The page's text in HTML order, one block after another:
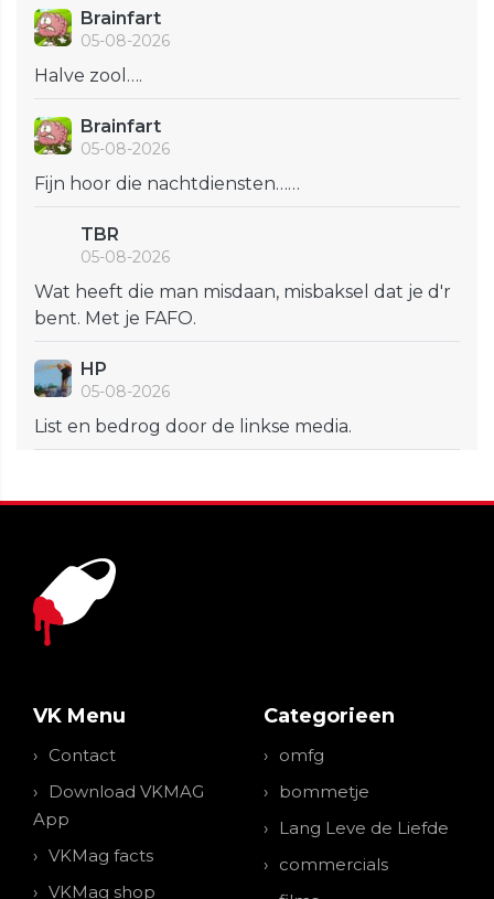
Brainfart
05-08-2026
Halve zool….
Brainfart
05-08-2026
Fijn hoor die nachtdiensten……
TBR
05-08-2026
Wat heeft die man misdaan, misbaksel dat je d'r
bent. Met je FAFO.
HP
05-08-2026
List en bedrog door de linkse media.
VK Menu
Contact
Download VKMAG
App
VKMag facts
VKMag shop
Categorieen
omfg
bommetje
Lang Leve de Liefde
commercials